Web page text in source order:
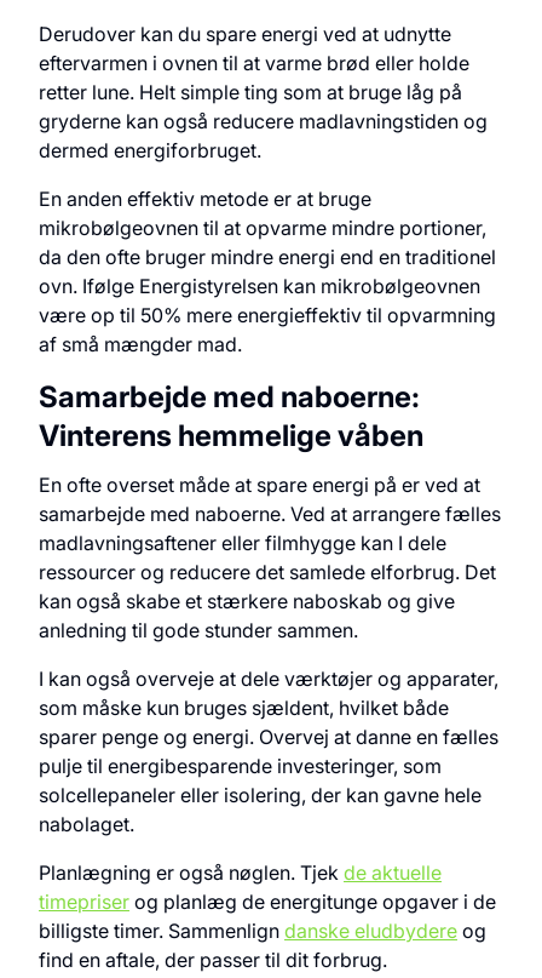
Derudover kan du spare energi ved at udnytte
eftervarmen i ovnen til at varme brød eller holde
retter lune. Helt simple ting som at bruge låg på
gryderne kan også reducere madlavningstiden og
dermed energiforbruget.
En anden effektiv metode er at bruge
mikrobølgeovnen til at opvarme mindre portioner,
da den ofte bruger mindre energi end en traditionel
ovn. Ifølge Energistyrelsen kan mikrobølgeovnen
være op til 50% mere energieffektiv til opvarmning
af små mængder mad.
Samarbejde med naboerne:
Vinterens hemmelige våben
En ofte overset måde at spare energi på er ved at
samarbejde med naboerne. Ved at arrangere fælles
madlavningsaftener eller filmhygge kan I dele
ressourcer og reducere det samlede elforbrug. Det
kan også skabe et stærkere naboskab og give
anledning til gode stunder sammen.
I kan også overveje at dele værktøjer og apparater,
som måske kun bruges sjældent, hvilket både
sparer penge og energi. Overvej at danne en fælles
pulje til energibesparende investeringer, som
solcellepaneler eller isolering, der kan gavne hele
nabolaget.
Planlægning er også nøglen. Tjek de aktuelle
timepriser og planlæg de energitunge opgaver i de
billigste timer. Sammenlign danske eludbydere og
find en aftale, der passer til dit forbrug.